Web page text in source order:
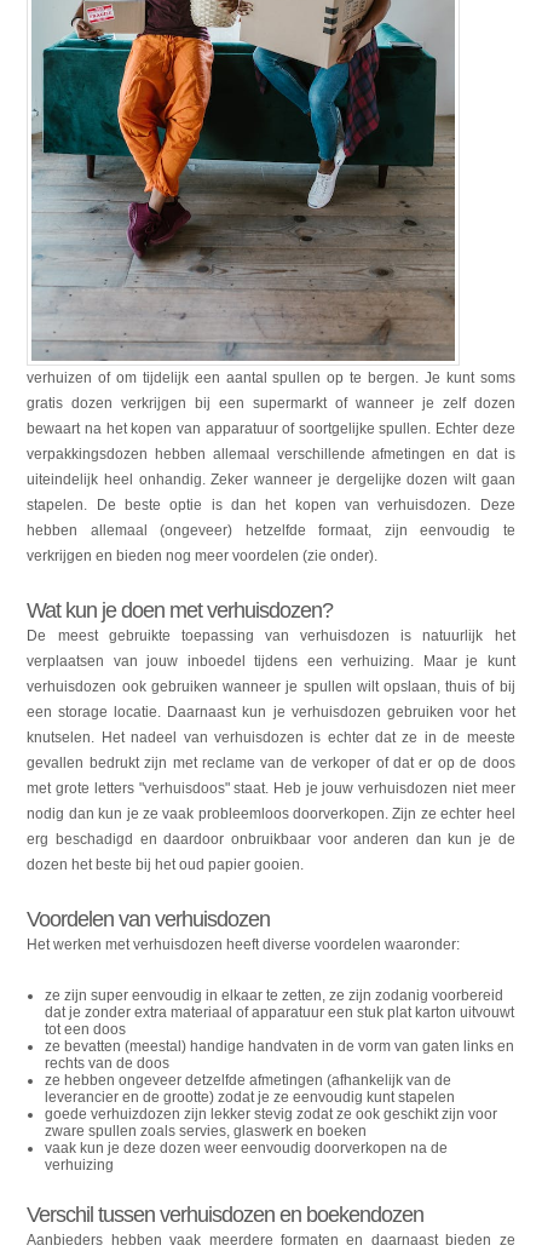
verhuizen of om tijdelijk een aantal spullen op te bergen. Je kunt soms
gratis dozen verkrijgen bij een supermarkt of wanneer je zelf dozen
bewaart na het kopen van apparatuur of soortgelijke spullen. Echter deze
verpakkingsdozen hebben allemaal verschillende afmetingen en dat is
uiteindelijk heel onhandig. Zeker wanneer je dergelijke dozen wilt gaan
stapelen. De beste optie is dan het kopen van verhuisdozen. Deze
hebben allemaal (ongeveer) hetzelfde formaat, zijn eenvoudig te
verkrijgen en bieden nog meer voordelen (zie onder).
Wat kun je doen met verhuisdozen?
De meest gebruikte toepassing van verhuisdozen is natuurlijk het
verplaatsen van jouw inboedel tijdens een verhuizing. Maar je kunt
verhuisdozen ook gebruiken wanneer je spullen wilt opslaan, thuis of bij
een storage locatie. Daarnaast kun je verhuisdozen gebruiken voor het
knutselen. Het nadeel van verhuisdozen is echter dat ze in de meeste
gevallen bedrukt zijn met reclame van de verkoper of dat er op de doos
met grote letters "verhuisdoos" staat. Heb je jouw verhuisdozen niet meer
nodig dan kun je ze vaak probleemloos doorverkopen. Zijn ze echter heel
erg beschadigd en daardoor onbruikbaar voor anderen dan kun je de
dozen het beste bij het oud papier gooien.
Voordelen van verhuisdozen
Het werken met verhuisdozen heeft diverse voordelen waaronder:
ze zijn super eenvoudig in elkaar te zetten, ze zijn zodanig voorbereid
dat je zonder extra materiaal of apparatuur een stuk plat karton uitvouwt
tot een doos
ze bevatten (meestal) handige handvaten in de vorm van gaten links en
rechts van de doos
ze hebben ongeveer detzelfde afmetingen (afhankelijk van de
leverancier en de grootte) zodat je ze eenvoudig kunt stapelen
goede verhuizdozen zijn lekker stevig zodat ze ook geschikt zijn voor
zware spullen zoals servies, glaswerk en boeken
vaak kun je deze dozen weer eenvoudig doorverkopen na de
verhuizing
Verschil tussen verhuisdozen en boekendozen
Aanbieders hebben vaak meerdere formaten en daarnaast bieden ze